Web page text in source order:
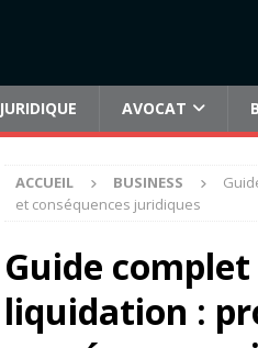
JURIDIQUE AVOCAT
ACCUEIL BUSINESS
et conséquences juridiques
Guide
liquidation :